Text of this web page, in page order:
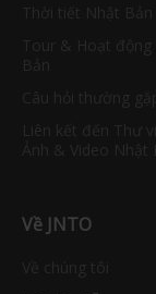
Về JNTO